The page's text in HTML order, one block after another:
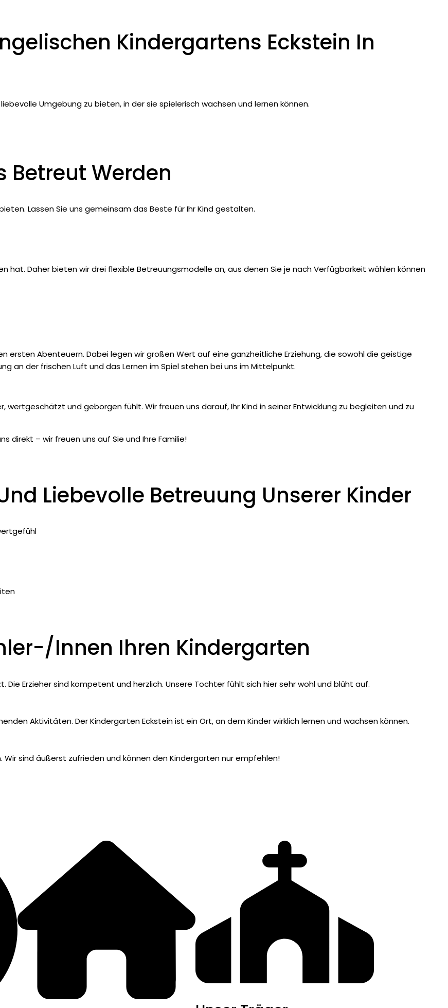
Kindergartens Eckstein In
Umgebung zu bieten, in der sie spielerisch wachsen und lernen können.
Betreut Werden
Lassen Sie uns gemeinsam das Beste für Ihr Kind gestalten.
hat. Daher bieten wir drei flexible Betreuungsmodelle an, aus denen Sie je nach Verfügbarkeit wählen können
ersten Abenteuern. Dabei legen wir großen Wert auf eine ganzheitliche Erziehung, die sowohl die geistige
an der frischen Luft und das Lernen im Spiel stehen bei uns im Mittelpunkt.
wertgeschätzt und geborgen fühlt. Wir freuen uns darauf, Ihr Kind in seiner Entwicklung zu begleiten und zu
direkt – wir freuen uns auf Sie und Ihre Familie!
Liebevolle Betreuung Unserer Kinder
innen Ihren Kindergarten
Erzieher sind kompetent und herzlich. Unsere Tochter fühlt sich hier sehr wohl und blüht auf.
Aktivitäten. Der Kindergarten Eckstein ist ein Ort, an dem Kinder wirklich lernen und wachsen können.
sind äußerst zufrieden und können den Kindergarten nur empfehlen!